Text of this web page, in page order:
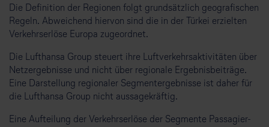
Die Definition der Regionen folgt grundsätzlich geografischen
Regeln. Abweichend hiervon sind die in der Türkei erzielten
Verkehrserlöse Europa zugeordnet.
Die Lufthansa Group steuert ihre Luftverkehrsaktivitäten über
Netzergebnisse und nicht über regionale Ergebnisbeiträge.
Eine Darstellung regionaler Segmentergebnisse ist daher für
die Lufthansa Group nicht aussagekräftig.
Eine Aufteilung der Verkehrserlöse der Segmente Passagier-